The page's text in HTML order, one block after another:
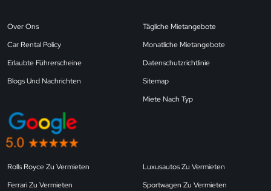
Over Ons
Car Rental Policy
Erlaubte Führerscheine
Blogs Und Nachrichten
Tägliche Mietangebote
Monatliche Mietangebote
Datenschutzrichtlinie
Sitemap
Miete Nach Typ
Rolls Royce Zu Vermieten
Ferrari Zu Vermieten
Luxusautos Zu Vermieten
Sportwagen Zu Vermieten